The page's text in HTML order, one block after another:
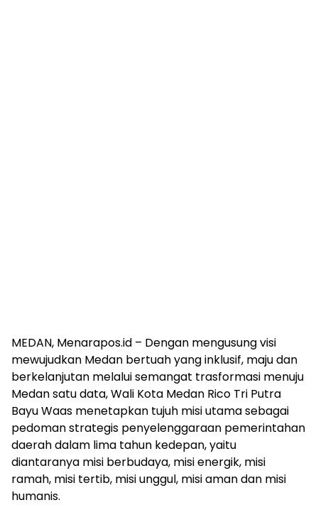
MEDAN, Menarapos.id – Dengan mengusung visi
mewujudkan Medan bertuah yang inklusif, maju dan
berkelanjutan melalui semangat trasformasi menuju
Medan satu data, Wali Kota Medan Rico Tri Putra
Bayu Waas menetapkan tujuh misi utama sebagai
pedoman strategis penyelenggaraan pemerintahan
daerah dalam lima tahun kedepan, yaitu
diantaranya misi berbudaya, misi energik, misi
ramah, misi tertib, misi unggul, misi aman dan misi
humanis.